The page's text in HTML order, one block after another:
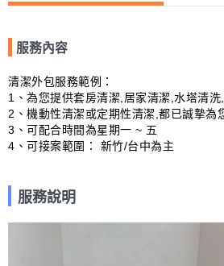
服務內容
清潔外包服務範例：
1、為您提供套房清潔,居家清潔,水塔清洗
2、機動性清潔或定期性清潔,都已誠摯為
3、可配合時間為星期一 ~ 五
4、可接案範圍： 新竹/台中為主
服務說明